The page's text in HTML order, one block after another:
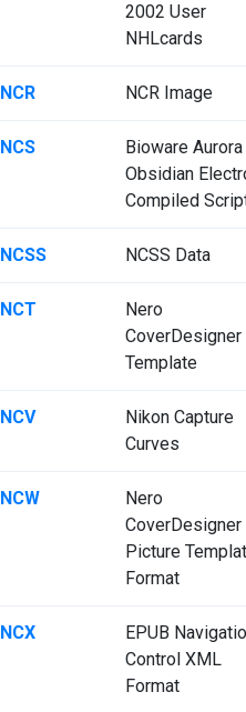
2002 User
NHLcards
NCR NCR Image
NCS
Bioware
Obsidian
Compiled
NCSS NCSS Data
NCT
Nero
CoverDesigner
Template
NCV
Nikon Capture
Curves
NCW
Nero
CoverDesigner
Picture
Format
NCX
EPUB
Control XML
Format